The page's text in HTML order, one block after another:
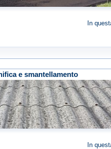
In
e smantellamento
In